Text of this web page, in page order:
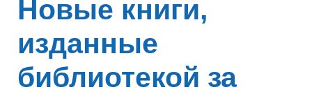
Новые книги,
изданные
библиотекой за